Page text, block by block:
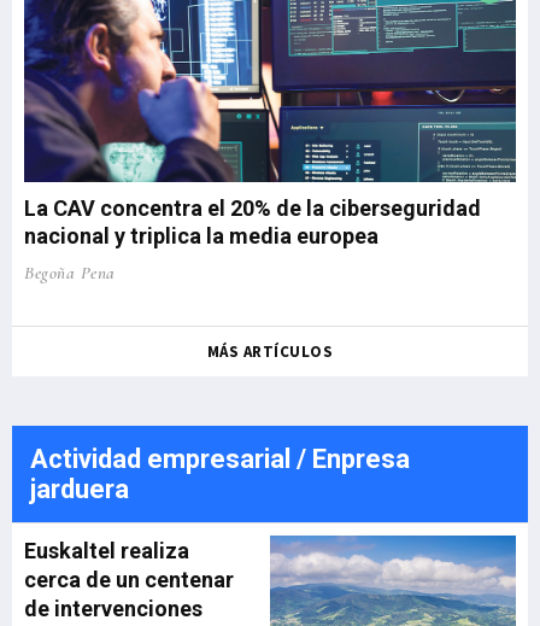
La CAV concentra el 20% de la ciberseguridad
nacional y triplica la media europea
Begoña Pena
MÁS ARTÍCULOS
Actividad empresarial / Enpresa
jarduera
Euskaltel realiza
cerca de un centenar
de intervenciones